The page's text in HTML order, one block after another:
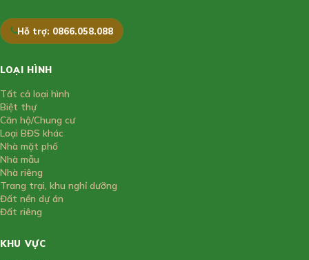
Hỗ trợ: 0866.058.088
LOẠI HÌNH
Tất cả loại hình
Biệt thự
Căn hộ/Chung cư
Loại BĐS khác
Nhà mặt phố
Nhà mẫu
Nhà riêng
Trang trại, khu nghỉ dưỡng
Đất nền dự án
Đất riêng
KHU VỰC